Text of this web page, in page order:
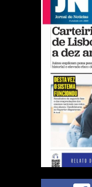
DIARIAMENTE.